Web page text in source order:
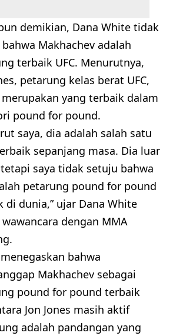
demikian, Dana White tidak
Makhachev adalah
terbaik UFC. Menurutnya,
petarung kelas berat UFC,
yang terbaik dalam
pound for pound.
saya, dia adalah salah satu
sepanjang masa. Dia luar
saya tidak setuju bahwa
petarung pound for pound
di dunia,” ujar Dana White
dengan MMA
bahwa
Makhachev sebagai
pound for pound terbaik
Jon Jones masih aktif
adalah pandangan yang